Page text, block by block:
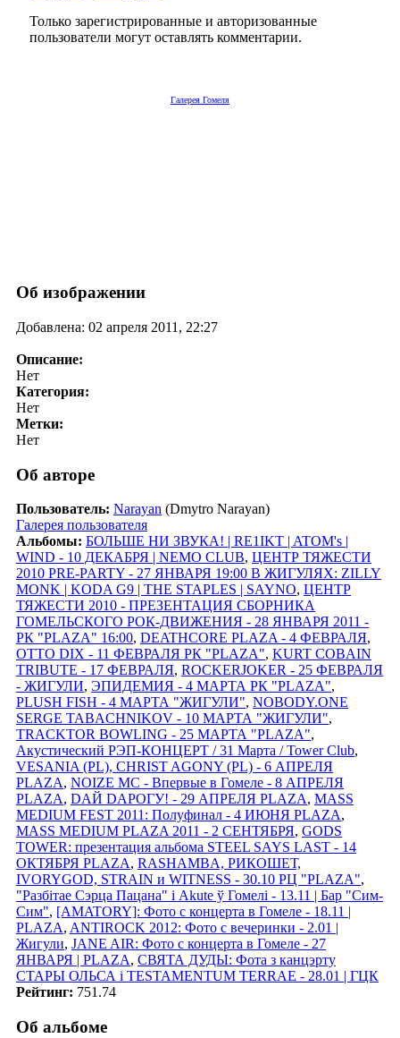
Только зарегистрированные и авторизованные
пользователи могут оставлять комментарии.
Галерея Гомеля
Об изображении
Добавлена: 02 апреля 2011, 22:27
Описание:
Нет
Категория:
Нет
Метки:
Нет
Об авторе
Пользователь: Narayan (Dmytro Narayan)
Галерея пользователя
Альбомы: БОЛЬШЕ НИ ЗВУКА! | RE1IKT | ATOM's |
WIND - 10 ДЕКАБРЯ | NEMO CLUB, ЦЕНТР ТЯЖЕСТИ
2010 PRE-PARTY - 27 ЯНВАРЯ 19:00 В ЖИГУЛЯХ: ZILLY
MONK | KODA G9 | THE STAPLES | SAYNO, ЦЕНТР
ТЯЖЕСТИ 2010 - ПРЕЗЕНТАЦИЯ СБОРНИКА
ГОМЕЛЬСКОГО РОК-ДВИЖЕНИЯ - 28 ЯНВАРЯ 2011 -
РК "PLAZA" 16:00, DEATHCORE PLAZA - 4 ФЕВРАЛЯ,
OTTO DIX - 11 ФЕВРАЛЯ РК "PLAZA", KURT COBAIN
TRIBUTE - 17 ФЕВРАЛЯ, ROCKERJOKER - 25 ФЕВРАЛЯ
- ЖИГУЛИ, ЭПИДЕМИЯ - 4 МАРТА РК "PLAZA",
PLUSH FISH - 4 МАРТА "ЖИГУЛИ", NOBODY.ONE
SERGE TABACHNIKOV - 10 МАРТА "ЖИГУЛИ",
TRACKTOR BOWLING - 25 МАРТА "PLAZA",
Акустический РЭП-КОНЦЕРТ / 31 Марта / Tower Club,
VESANIA (PL), CHRIST AGONY (PL) - 6 АПРЕЛЯ
PLAZA, NOIZE MC - Впервые в Гомеле - 8 АПРЕЛЯ
PLAZA, DАЙ DАРОГУ! - 29 АПРЕЛЯ PLAZA, MASS
MEDIUM FEST 2011: Полуфинал - 4 ИЮНЯ PLAZA,
MASS MEDIUM PLAZA 2011 - 2 СЕНТЯБРЯ, GODS
TOWER: презентация альбома STEEL SAYS LAST - 14
ОКТЯБРЯ PLAZA, RASHAMBA, РИКОШЕТ,
IVORYGOD, STRAIN и WITNESS - 30.10 РЦ "PLAZA",
"Разбітае Сэрца Пацана" і Akute ў Гомелi - 13.11 | Бар "Сим-
Сим", [AMATORY]: Фото с концерта в Гомеле - 18.11 |
PLAZA, ANTIROCK 2012: Фото с вечеринки - 2.01 |
Жигули, JANE AIR: Фото с концерта в Гомеле - 27
ЯНВАРЯ | PLAZA, СВЯТА ДУДЫ: Фота з канцэрту
СТАРЫ ОЛЬСА i TESTAMENTUM TERRAE - 28.01 | ГЦК
Рейтинг: 751.74
Об альбоме